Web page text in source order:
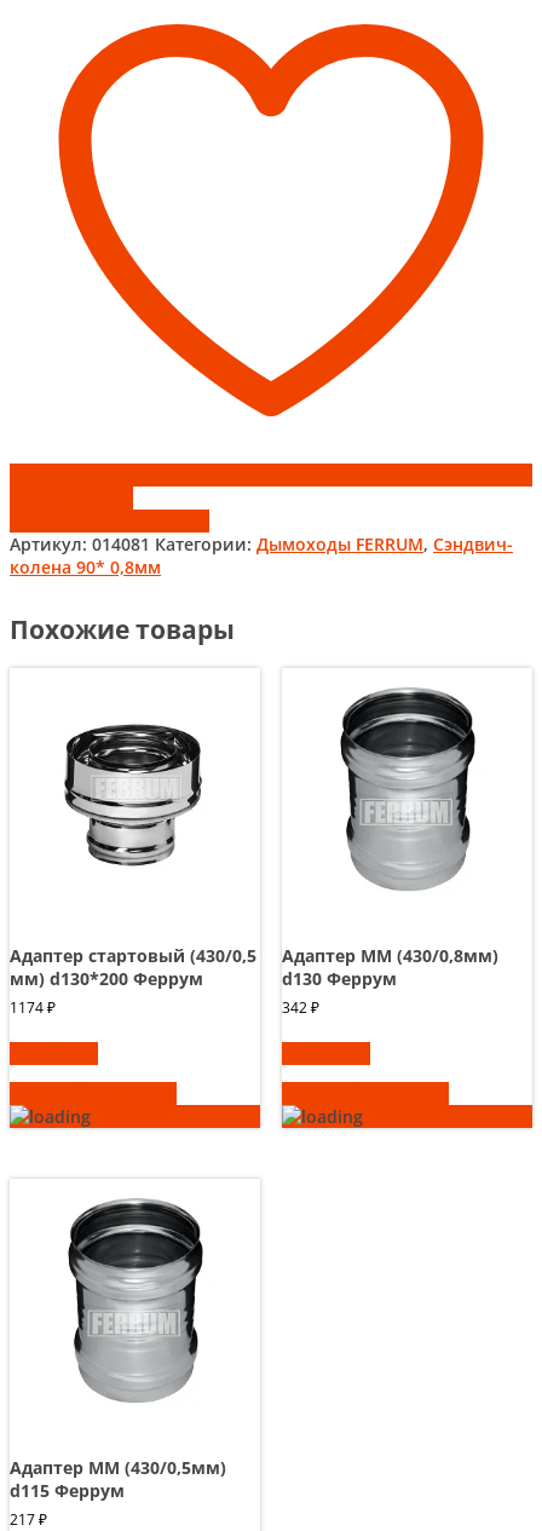
Артикул: 014081 Категории: Дымоходы FERRUM, Сэндвич-
колена 90* 0,8мм
Похожие товары
Адаптер стартовый (430/0,5
мм) d130*200 Феррум
1174₽
Адаптер ММ (430/0,8мм)
d130 Феррум
342₽
Адаптер ММ (430/0,5мм)
d115 Феррум
217₽